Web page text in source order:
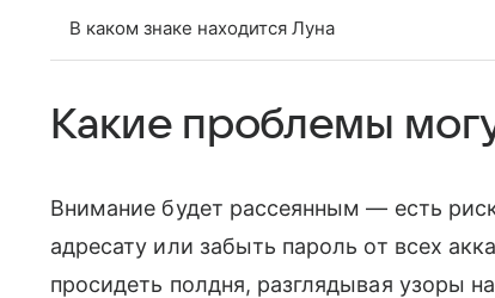
В каком знаке находится Луна
Какие проблемы
Внимание будет рассеянным — есть
адресату или забыть пароль от всех
просидеть полдня, разглядывая узоры